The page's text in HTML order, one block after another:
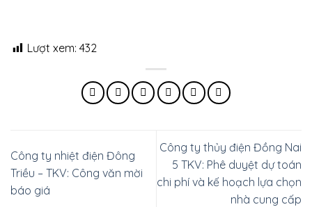
Lượt xem: 432
Công ty nhiệt điện Đông
Triều – TKV: Công văn mời
báo giá
Công ty thủy điện Đồng Nai
5 TKV: Phê duyệt dự toán
chi phí và kế hoạch lựa chọn
nhà cung cấp